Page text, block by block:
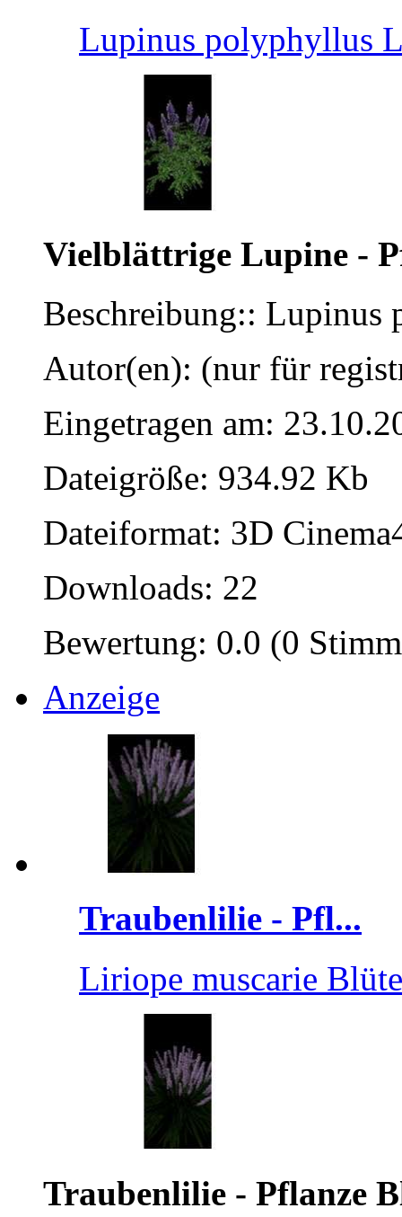
Lupinus polyphyllus
Vielblättrige Lupine -
Beschreibung:: Lupinus
Autor(en): (nur für
Eingetragen am:
Dateigröße: 934.92 Kb
Dateiformat: 3D
Downloads: 22
Bewertung: 0.0 (0
Anzeige
Traubenlilie - Pfl...
Liriope muscarie
Traubenlilie - Pflanze